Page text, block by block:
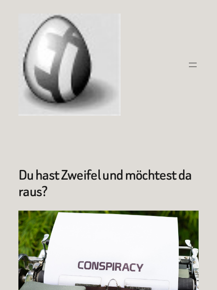
springen
Du hast Zweifel und möchtest da
raus?